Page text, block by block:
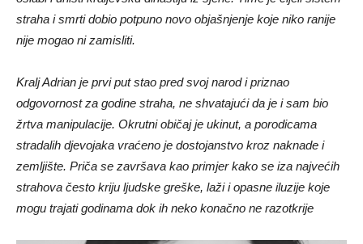
straha i smrti dobio potpuno novo objašnjenje koje niko ranije
nije mogao ni zamisliti.
Kralj Adrian je prvi put stao pred svoj narod i priznao
odgovornost za godine straha, ne shvatajući da je i sam bio
žrtva manipulacije. Okrutni običaj je ukinut, a porodicama
stradalih djevojaka vraćeno je dostojanstvo kroz naknade i
zemljište. Priča se završava kao primjer kako se iza najvećih
strahova često kriju ljudske greške, laži i opasne iluzije koje
mogu trajati godinama dok ih neko konačno ne razotkrije